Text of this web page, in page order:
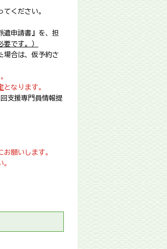
ください。
遣申請書』を、担
要です。）
場合は、仮予約さ
となります。
支援専門員情報提
願いします。